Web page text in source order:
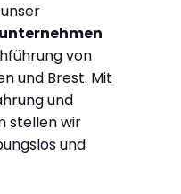
von
und Brest. Mit
und
stellen wir
und